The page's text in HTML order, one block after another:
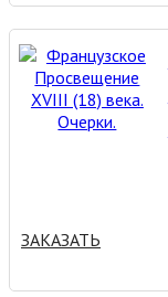
ЗАКАЗАТЬ